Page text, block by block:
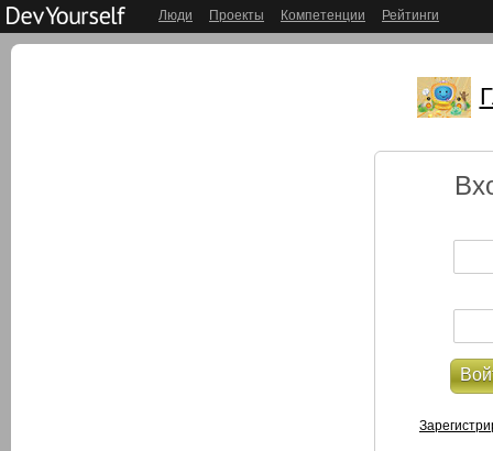
Люди Проекты Компетенции Рейтинги